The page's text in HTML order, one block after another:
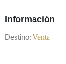
Información
Destino: Venta